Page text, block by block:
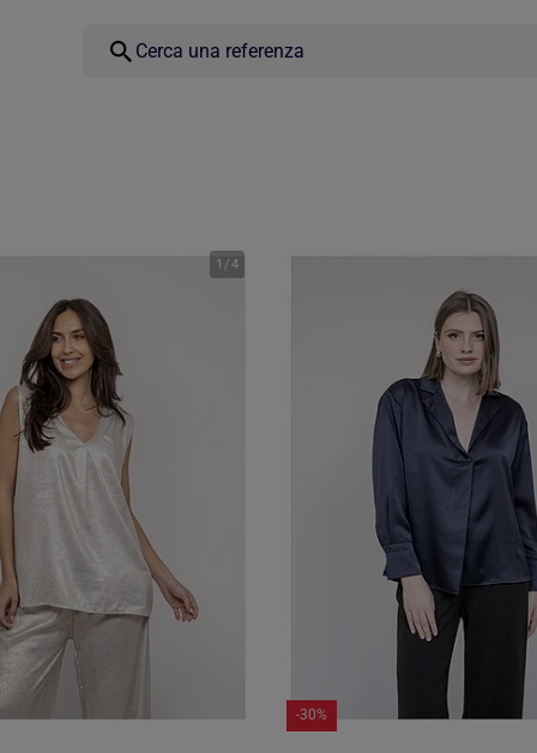
1 /4
-30%